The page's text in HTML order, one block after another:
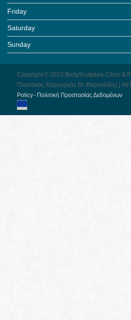
Friday
Saturday
Sunday
Copyright © 2023 BodySculpture Clinic &
Πλαστικός Χειρουργός Dr. Βαρναλίδης |
Pol­icy - Πολιτική Προστασίας Δεδομένων